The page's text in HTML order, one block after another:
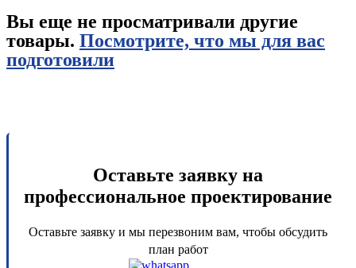
Вы еще не просматривали другие
товары. Посмотрите, что мы для вас
подготовили
Оставьте заявку на
профессиональное проектирование
Оставьте заявку и мы перезвоним вам, чтобы обсудить
план работ